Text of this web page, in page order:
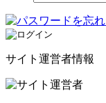
サイト運営者情報